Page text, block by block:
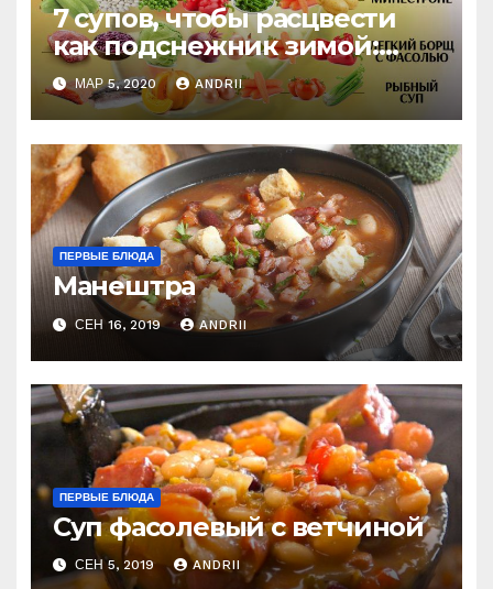
7 супов, чтобы расцвести
как подснежник зимой:
Подборка на каждый день
МАР 5, 2020 ANDRII
ПЕРВЫЕ БЛЮДА
Манештра
СЕН 16, 2019 ANDRII
ПЕРВЫЕ БЛЮДА
Суп фасолевый с ветчиной
СЕН 5, 2019 ANDRII